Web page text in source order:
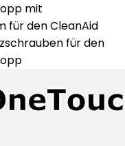
mit
für den CleanAid
für den